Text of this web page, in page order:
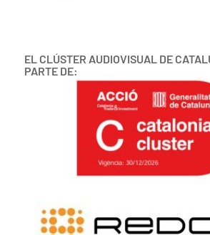
EL CLÚSTER AUDIOVISUAL DE
PARTE DE: